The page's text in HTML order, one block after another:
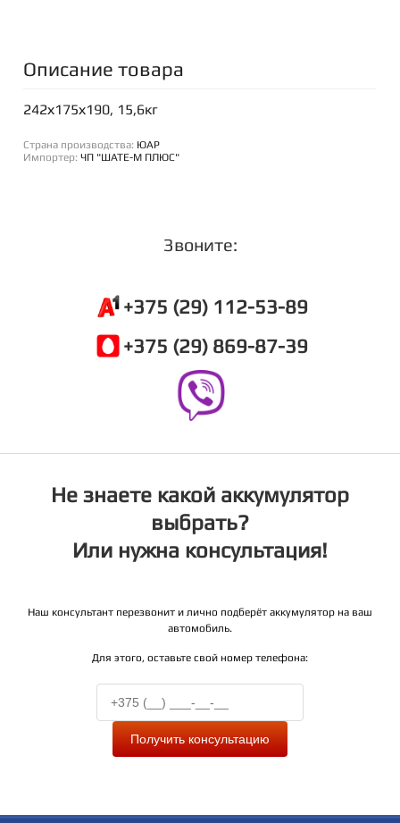
Описание товара
242х175х190, 15,6кг
Страна производства: ЮАР
Импортер:ЧП "ШАТЕ-М ПЛЮС"
Звоните:
+375 (29) 112-53-89
+375 (29) 869-87-39
Не знаете какой аккумулятор
выбрать?
Или нужна консультация!
Наш консультант перезвонит и лично подберёт аккумулятор на ваш
автомобиль.
Для этого, оставьте свой номер телефона:
Получить консультацию